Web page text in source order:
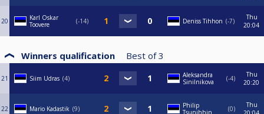
20
Karl Oskar
Toovere
-14 Deniss Tihhon -7
Thu
20:04
Winners qualification Best of 3
21 Siim Udras 4
Aleksandra
Sinilnikova
-4
Thu
20:20
22 Mario Kadastik 9
Philip
0
Thu